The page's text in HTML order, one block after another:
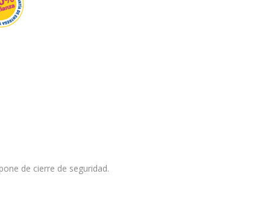
de cierre de seguridad.